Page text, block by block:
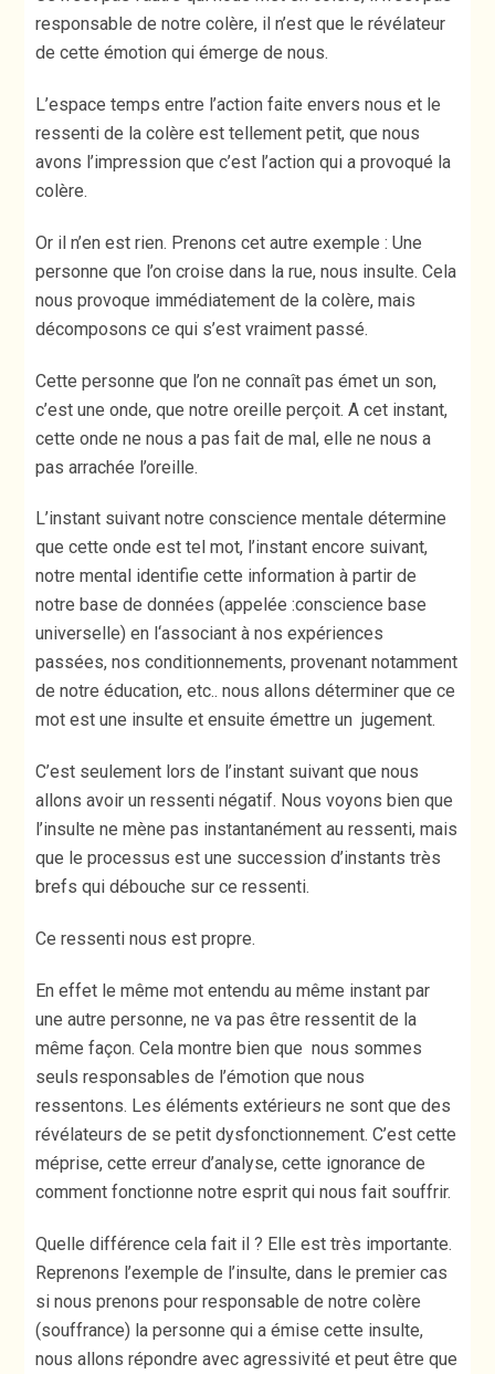
responsable de notre colère, il n’est que le révélateur
de cette émotion qui émerge de nous.
L’espace temps entre l’action faite envers nous et le
ressenti de la colère est tellement petit, que nous
avons l’impression que c’est l’action qui a provoqué la
colère.
Or il n’en est rien. Prenons cet autre exemple : Une
personne que l’on croise dans la rue, nous insulte. Cela
nous provoque immédiatement de la colère, mais
décomposons ce qui s’est vraiment passé.
Cette personne que l’on ne connaît pas émet un son,
c’est une onde, que notre oreille perçoit. A cet instant,
cette onde ne nous a pas fait de mal, elle ne nous a
pas arrachée l’oreille.
L’instant suivant notre conscience mentale détermine
que cette onde est tel mot, l’instant encore suivant,
notre mental identifie cette information à partir de
notre base de données (appelée :conscience base
universelle) en l‘associant à nos expériences
passées, nos conditionnements, provenant notamment
de notre éducation, etc.. nous allons déterminer que ce
mot est une insulte et ensuite émettre un jugement.
C’est seulement lors de l’instant suivant que nous
allons avoir un ressenti négatif. Nous voyons bien que
l’insulte ne mène pas instantanément au ressenti, mais
que le processus est une succession d’instants très
brefs qui débouche sur ce ressenti.
Ce ressenti nous est propre.
En effet le même mot entendu au même instant par
une autre personne, ne va pas être ressentit de la
même façon. Cela montre bien que nous sommes
seuls responsables de l’émotion que nous
ressentons. Les éléments extérieurs ne sont que des
révélateurs de se petit dysfonctionnement. C’est cette
méprise, cette erreur d’analyse, cette ignorance de
comment fonctionne notre esprit qui nous fait souffrir.
Quelle différence cela fait il ? Elle est très importante.
Reprenons l’exemple de l’insulte, dans le premier cas
si nous prenons pour responsable de notre colère
(souffrance) la personne qui a émise cette insulte,
nous allons répondre avec agressivité et peut être que